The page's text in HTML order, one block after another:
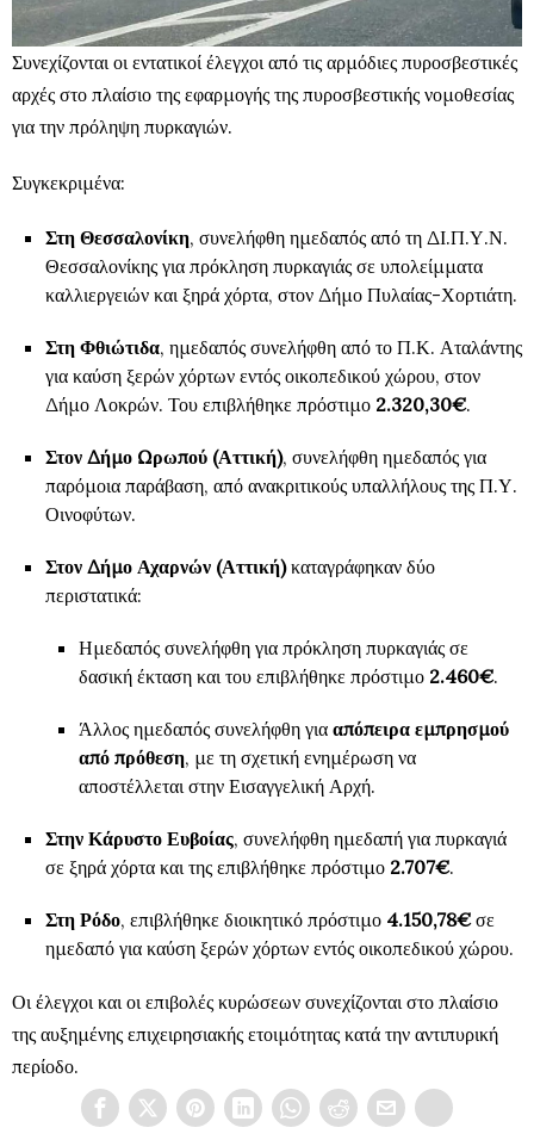
Συνεχίζονται οι εντατικοί έλεγχοι από τις αρμόδιες πυροσβεστικές
αρχές στο πλαίσιο της εφαρμογής της πυροσβεστικής νομοθεσίας
για την πρόληψη πυρκαγιών.
Συγκεκριμένα:
Στη Θεσσαλονίκη, συνελήφθη ημεδαπός από τη ΔΙ.Π.Υ.Ν.
Θεσσαλονίκης για πρόκληση πυρκαγιάς σε υπολείμματα
καλλιεργειών και ξηρά χόρτα, στον Δήμο Πυλαίας-Χορτιάτη.
Στη Φθιώτιδα, ημεδαπός συνελήφθη από το Π.Κ. Αταλάντης
για καύση ξερών χόρτων εντός οικοπεδικού χώρου, στον
Δήμο Λοκρών. Του επιβλήθηκε πρόστιμο 2.320,30€.
Στον Δήμο Ωρωπού (Αττική), συνελήφθη ημεδαπός για
παρόμοια παράβαση, από ανακριτικούς υπαλλήλους της Π.Υ.
Οινοφύτων.
Στον Δήμο Αχαρνών (Αττική)καταγράφηκαν δύο
περιστατικά:
Ημεδαπός συνελήφθη για πρόκληση πυρκαγιάς σε
δασική έκταση και του επιβλήθηκε πρόστιμο 2.460€.
Άλλος ημεδαπός συνελήφθη για απόπειρα εμπρησμού
από πρόθεση, με τη σχετική ενημέρωση να
αποστέλλεται στην Εισαγγελική Αρχή.
Στην Κάρυστο Ευβοίας, συνελήφθη ημεδαπή για πυρκαγιά
σε ξηρά χόρτα και της επιβλήθηκε πρόστιμο 2.707€.
Στη Ρόδο, επιβλήθηκε διοικητικό πρόστιμο 4.150,78€σε
ημεδαπό για καύση ξερών χόρτων εντός οικοπεδικού χώρου.
Οι έλεγχοι και οι επιβολές κυρώσεων συνεχίζονται στο πλαίσιο
της αυξημένης επιχειρησιακής ετοιμότητας κατά την αντιπυρική
περίοδο.